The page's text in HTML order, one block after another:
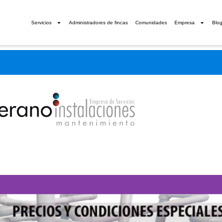
Servicios Administradores de fincas Comunidades Empresa Blog
eria │ Calefaccion